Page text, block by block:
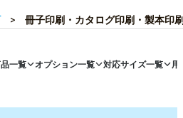
冊子印刷・カタログ印刷・製本印
一覧 オプション一覧 対応サイズ一覧 用